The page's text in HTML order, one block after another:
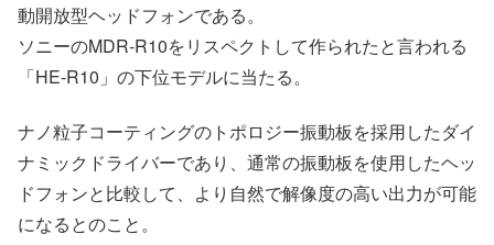
動開放型ヘッドフォンである。
ソニーのMDR-R10をリスペクトして作られたと言われる
「HE-R10」の下位モデルに当たる。
ナノ粒子コーティングのトポロジー振動板を採用したダイ
ナミックドライバーであり、通常の振動板を使用したヘッ
ドフォンと比較して、より自然で解像度の高い出力が可能
になるとのこと。